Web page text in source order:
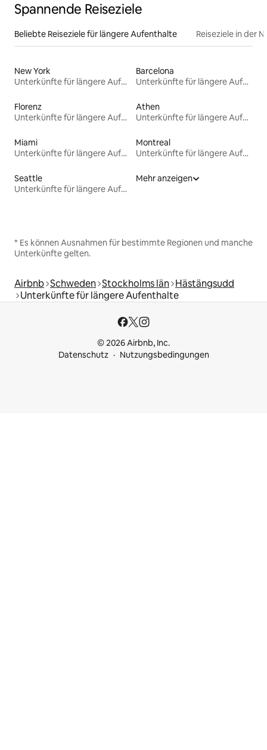
Spannende Reiseziele
Beliebte Reiseziele für längere Aufenthalte Reiseziele in der
New York
Unterkünfte für längere Aufenthalte
Barcelona
Unterkünfte für längere Aufenthalte
Florenz
Unterkünfte für längere Aufenthalte
Athen
Unterkünfte für längere Aufenthalte
Miami
Unterkünfte für längere Aufenthalte
Montreal
Unterkünfte für längere Aufenthalte
Seattle
Unterkünfte für längere Aufenthalte
Mehr anzeigen
* Es können Ausnahmen für bestimmte Regionen und manche
Unterkünfte gelten.
Airbnb Schweden Stockholms län Hästängsudd
Unterkünfte für längere Aufenthalte
© 2026 Airbnb, Inc.
Datenschutz
Nutzungsbedingungen